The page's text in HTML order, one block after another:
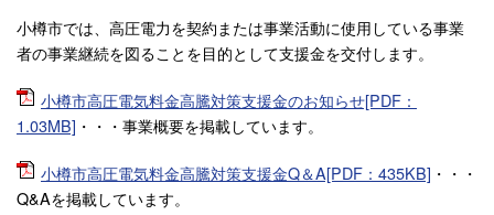
小樽市では、高圧電力を契約または事業活動に使用している事業
者の事業継続を図ることを目的として支援金を交付します。
小樽市高圧電気料金高騰対策支援金のお知らせ[PDF：
1.03MB] ・・・事業概要を掲載しています。
小樽市高圧電気料金高騰対策支援金Q＆A[PDF：435KB] ・・・
Q&Aを掲載しています。